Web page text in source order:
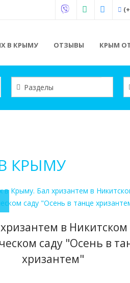
В КРЫМУ ОТЗЫВЫ КРЫМ
КРЫМУ
в Никитском
саду "Осень в
хризантем"